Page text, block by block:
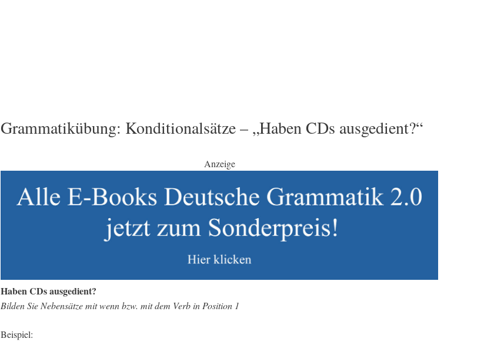
Grammatikübung: Konditionalsätze – „Haben CDs ausgedient?“
Anzeige
Haben CDs ausgedient?
Bilden Sie Nebensätze mit wenn bzw. mit dem Verb in Position 1
Beispiel: